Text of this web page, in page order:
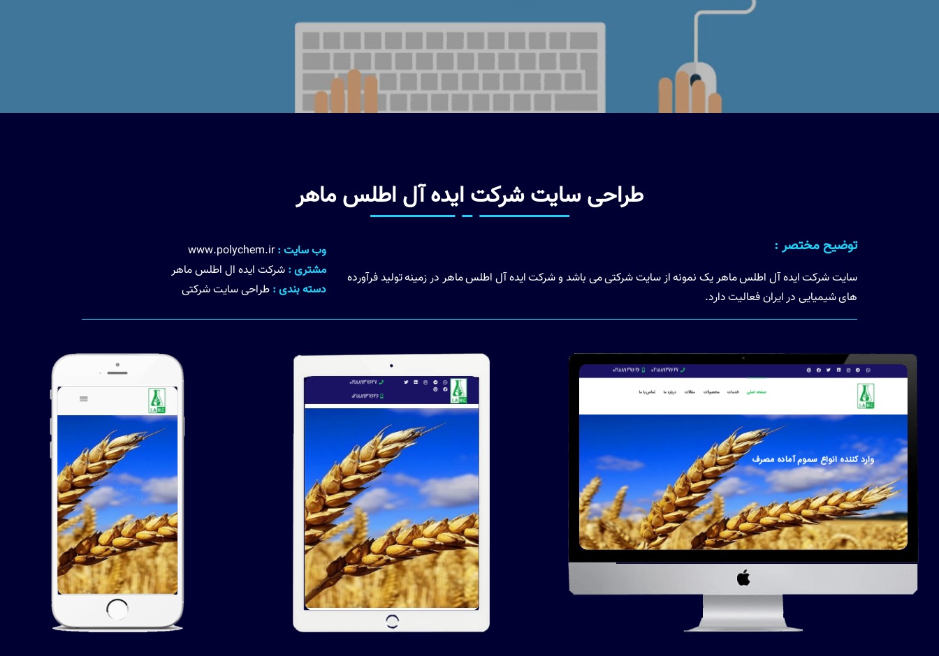
طراحی سایت شرکت ایده آل اطلس ماهر
توضیح مختصر :
سایت شرکت ایده آل اطلس ماهر یک نمونه از سایت شرکتی می باشد و شرکت ایده آل اطلس ماهر در زمینه تولید فرآورده
های شیمیایی در ایران فعالیت دارد.
وب سایت : www.polychem.ir
مشتری : شرکت ایده ال اطلس ماهر
دسته بندی : طراحی سایت شرکتی